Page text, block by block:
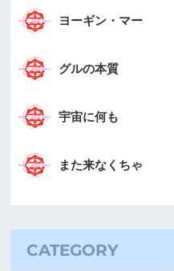
ヨーギン・マー
グルの本質
宇宙に何も
また来なくちゃ
CATEGORY